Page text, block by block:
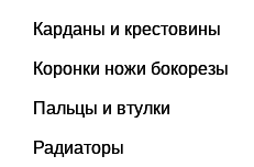
Карданы и крестовины
Коронки ножи бокорезы
Пальцы и втулки
Радиаторы